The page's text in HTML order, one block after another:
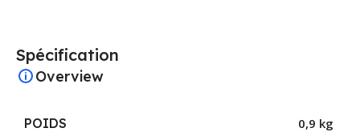
Spécification
Overview
POIDS 0,9 kg